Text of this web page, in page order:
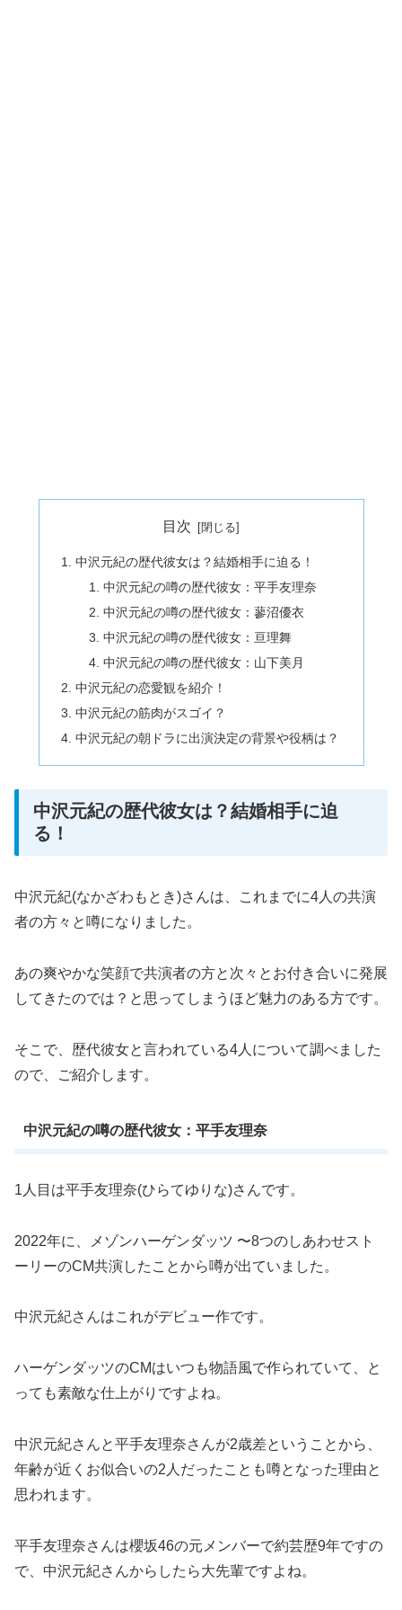
目次
中沢元紀の歴代彼女は？結婚相手に迫る！
中沢元紀の噂の歴代彼女：平手友理奈
中沢元紀の噂の歴代彼女：蓼沼優衣
中沢元紀の噂の歴代彼女：亘理舞
中沢元紀の噂の歴代彼女：山下美月
中沢元紀の恋愛観を紹介！
中沢元紀の筋肉がスゴイ？
中沢元紀の朝ドラに出演決定の背景や役柄は？
中沢元紀の歴代彼女は？結婚相手に迫
る！
中沢元紀(なかざわもとき)さんは、これまでに4人の共演
者の方々と噂になりました。
あの爽やかな笑顔で共演者の方と次々とお付き合いに発展
してきたのでは？と思ってしまうほど魅力のある方です。
そこで、歴代彼女と言われている4人について調べました
ので、ご紹介します。
中沢元紀の噂の歴代彼女：平手友理奈
1人目は平手友理奈(ひらてゆりな)さんです。
2022年に、メゾンハーゲンダッツ 〜8つのしあわせスト
ーリーのCM共演したことから噂が出ていました。
中沢元紀さんはこれがデビュー作です。
ハーゲンダッツのCMはいつも物語風で作られていて、と
っても素敵な仕上がりですよね。
中沢元紀さんと平手友理奈さんが2歳差ということから、
年齢が近くお似合いの2人だったことも噂となった理由と
思われます。
平手友理奈さんは櫻坂46の元メンバーで約芸歴9年ですの
で、中沢元紀さんからしたら大先輩ですよね。